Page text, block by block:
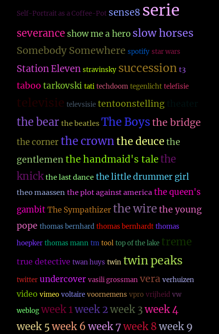
Self-Portrait as a Coffee-Pot sense8 serie
severance show me a hero slow horses
Somebody Somewhere spotify star wars
Station Eleven stravinsky succession t3
taboo tarkovski tati techdoom tegenlicht telefisie
televisie televsisie tentoonstelling
the bear the beatles The Boysthe bridge
the corner the crownthe deuce the
gentlemen the handmaid's tale the
knick the last dance the little drummer girl
theo maassen the plot against america the queen's
gambit The Sympathizer the wire the young
pope thomas bernhard thomas bernhardt thomas
hoepker thomas mann tm tool top of the lake treme
true detective twan huys twin twin peaks
twitter undercover vasili grossman vera verhuizen
video vimeo voltaire voornemens vpro vrijheid vw
weblog week 1week 2week 3week 4
week 5 week 6 week 7 week 8 week 9